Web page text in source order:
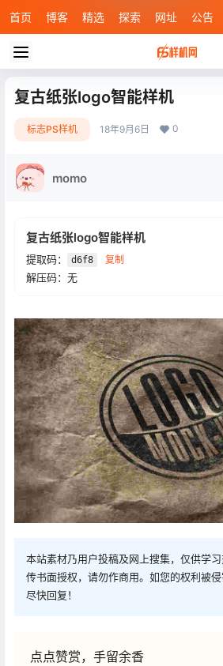
首页 博客 精选 探索 网址 公告
复古纸张logo智能样机
标志PS样机 18年9月6日 0
momo
复古纸张logo智能样机
提取码： d6f8 复制
解压码：无
本站素材乃用户投稿及网上搜集，仅供学
传书面授权，请勿作商用。如您的权利被
尽快回复！
点点赞赏，手留余香